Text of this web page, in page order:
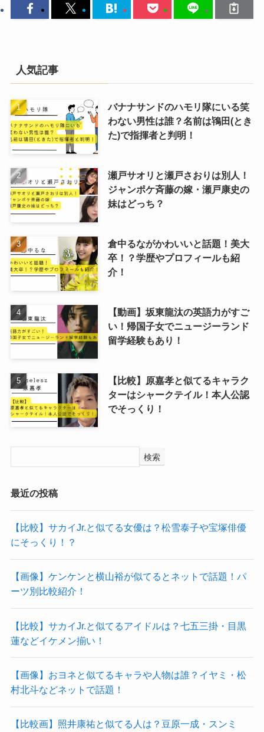
人気記事
バナナサンドのハモリ隊にいる笑
わない男性は誰？名前は鴇田(とき
た)で指揮者と判明！
瀬戸サオリと瀬戸さおりは別人！
ジャンポケ斉藤の嫁・瀬戸康史の
妹はどっち？
倉中るながかわいいと話題！美大
卒！？学歴やプロフィールも紹
介！
【動画】坂東龍汰の英語力がすご
い！帰国子女でニュージーランド
留学経験もあり！
【比較】原嘉孝と似てるキャラク
ターはシャークテイル！本人公認
でそっくり！
検索
最近の投稿
【比較】サカイJr.と似てる女優は？松雪泰子や宝塚俳優
にそっくり！？
【画像】ケンケンと横山裕が似てるとネットで話題！パ
ーツ別比較紹介！
【比較】サカイJr.と似てるアイドルは？七五三掛・目黒
蓮などイケメン揃い！
【画像】おヨネと似てるキャラや人物は誰？イヤミ・松
村北斗などネットで話題！
【比較画】照井康祐と似てる人は？豆原一成・スンミ